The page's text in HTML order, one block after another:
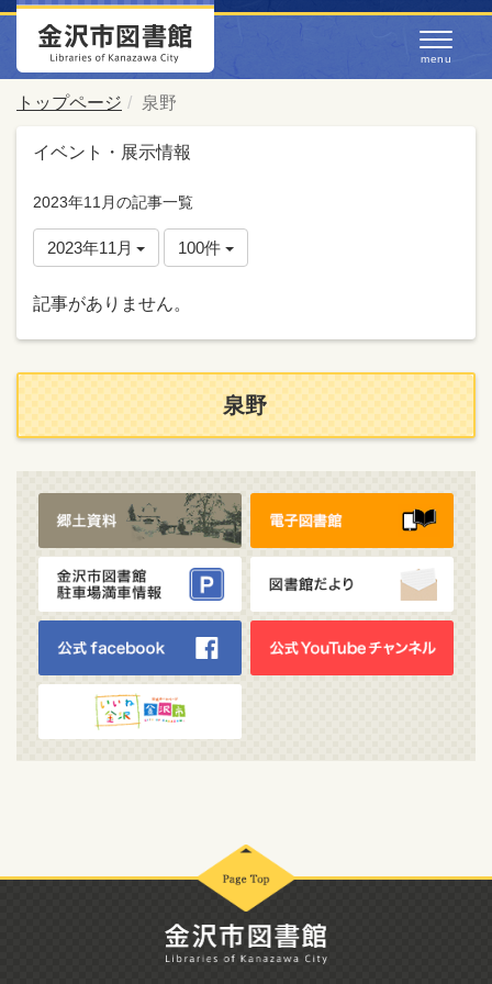
トップページ 泉野
イベント・展示情報
2023年11月の記事一覧
2023年11月 100件
記事がありません。
泉野